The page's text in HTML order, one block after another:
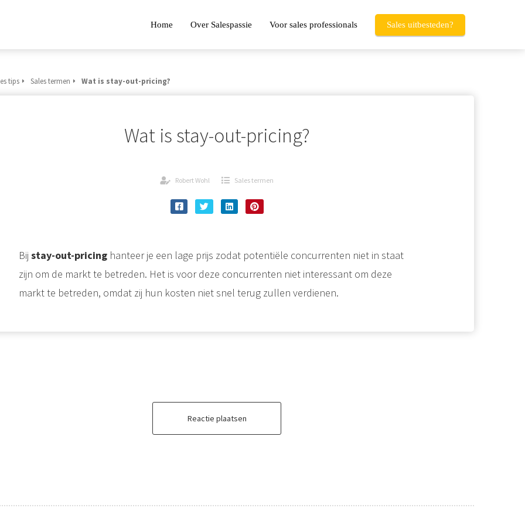
Home Over Salespassie Voor sales professionals Sales uitbesteden?
tips Sales termen Wat is stay-out-pricing?
Wat is stay-out-pricing?
Robert Wohl Sales termen
Bij stay-out-pricinghanteer je een lage prijs zodat potentiële concurrenten niet in staat
zijn om de markt te betreden. Het is voor deze concurrenten niet interessant om deze
markt te betreden, omdat zij hun kosten niet snel terug zullen verdienen.
Reactie plaatsen